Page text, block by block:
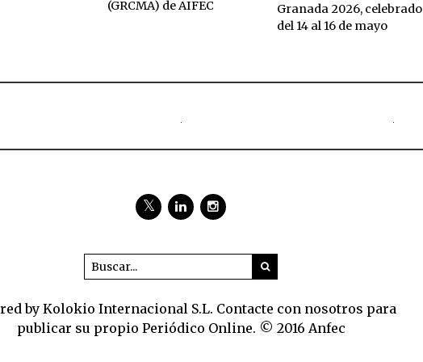
(GRCMA) de AIFEC
Granada 2026, celebrado
del 14 al 16 de mayo
by Kolokio Internacional S.L. Contacte con nosotros para
publicar su propio Periódico Online. © 2016 Anfec